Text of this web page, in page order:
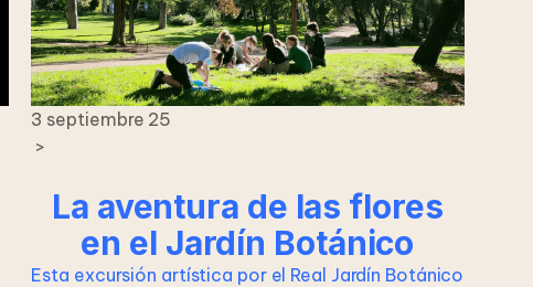
3 septiembre 25
>
La aventura de las flores
en el Jardín Botánico
Esta excursión artística por el Real Jardín Botánico